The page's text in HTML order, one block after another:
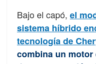
Bajo el capó, el
sistema híbrido
tecnología de
combina un